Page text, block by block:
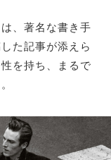
、著名な書き手
た記事が添えら
を持ち、まるで